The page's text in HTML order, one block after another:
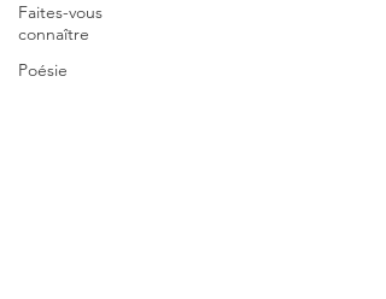
Faites-vous
connaître
Poésie